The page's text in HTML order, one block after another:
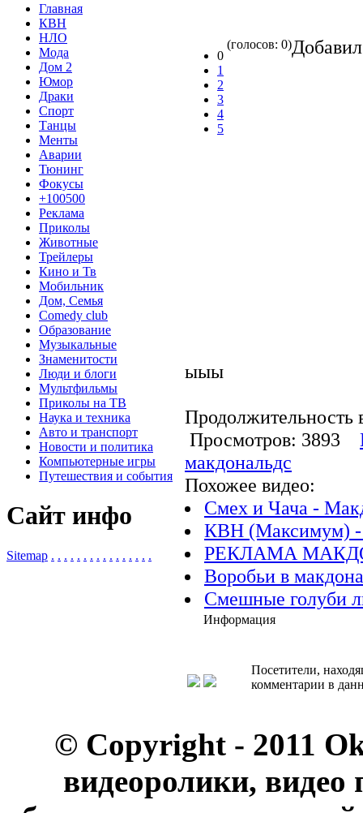
Главная
КВН
НЛО
Мода
Дом 2
Юмор
Драки
Спорт
Танцы
Менты
Аварии
Тюнинг
Фокусы
+100500
Реклама
Приколы
Животные
Трейлеры
Кино и Тв
Мобильник
Дом, Семья
Comedy club
Образование
Музыкальные
Знаменитости
Люди и блоги
Мультфильмы
Приколы на ТВ
Наука и техника
Авто и транспорт
Новости и политика
Компьютерные игры
Путешествия и события
Сайт инфо
Sitemap . . . . . . . . . . . . . . . .
0
1
2
3
4
5
(голосов: 0)
ыыы
Продолжительность
Просмотров: 3893
макдональдс
Похожее видео:
Смех и Чача -
КВН (Максимум) -
РЕКЛАМА
Воробьи в
Смешные голуби
Информация
Посетители,
комментарии в
© Copyright - 2011
видеоролики, видео